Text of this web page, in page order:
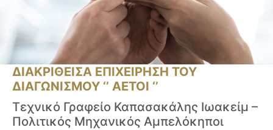
ΔΙΑΚΡΙΘΕΙΣΑ ΕΠΙΧΕΙΡΗΣΗ ΤΟΥ
ΔΙΑΓΩΝΙΣΜΟΥ ‘’ ΑΕΤΟΙ ‘’
Τεχνικό Γραφείο Καπασακάλης Ιωακείμ –
Πολιτικός Μηχανικός Αμπελόκηποι